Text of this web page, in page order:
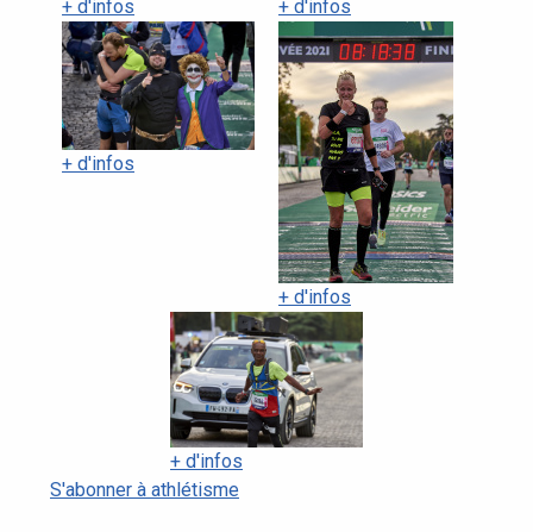
+ d'infos + d'infos
+ d'infos
+ d'infos
+ d'infos
S'abonner à athlétisme